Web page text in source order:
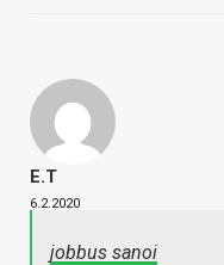
E.T
6.2.2020
jobbus sanoi